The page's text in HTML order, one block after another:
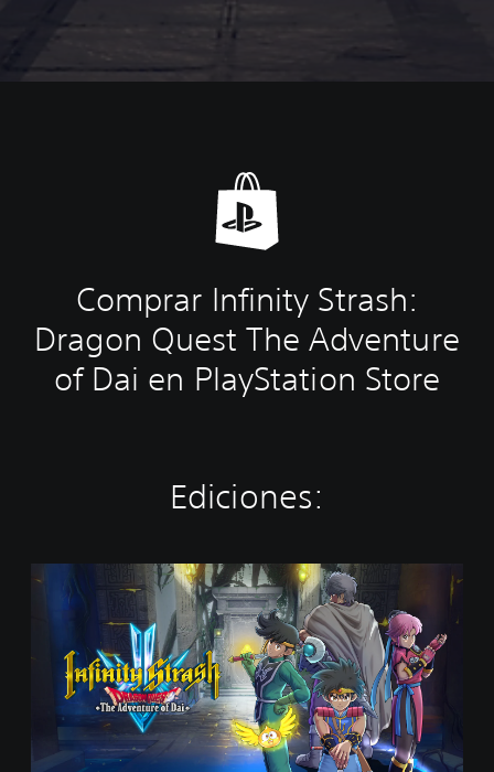
Comprar Infinity Strash:
Dragon Quest The Adventure
of Dai en PlayStation Store
Ediciones:
d